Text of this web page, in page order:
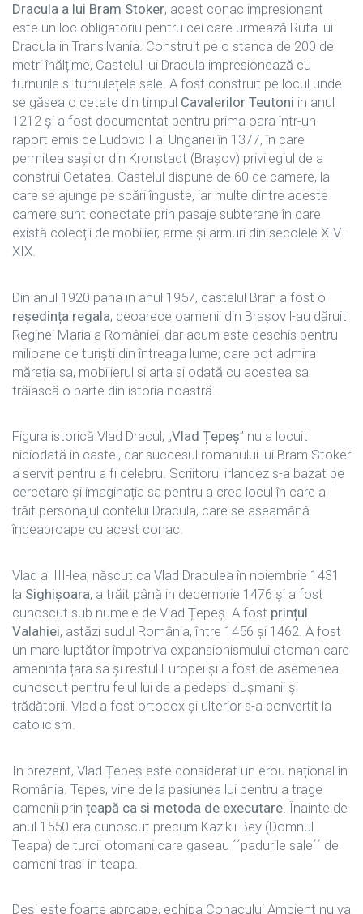
Dracula a lui Bram Stoker, acest conac impresionant
este un loc obligatoriu pentru cei care urmează Ruta lui
Dracula in Transilvania. Construit pe o stanca de 200 de
metri înălțime, Castelul lui Dracula impresionează cu
turnurile si turnulețele sale. A fost construit pe locul unde
se găsea o cetate din timpul Cavalerilor Teutoni in anul
1212 și a fost documentat pentru prima oara într-un
raport emis de Ludovic I al Ungariei în 1377, în care
permitea sașilor din Kronstadt (Brașov) privilegiul de a
construi Cetatea. Castelul dispune de 60 de camere, la
care se ajunge pe scări înguste, iar multe dintre aceste
camere sunt conectate prin pasaje subterane în care
există colecții de mobilier, arme și armuri din secolele XIV-
XIX.
Din anul 1920 pana in anul 1957, castelul Bran a fost o
reședința regala, deoarece oamenii din Brașov l-au dăruit
Reginei Maria a României, dar acum este deschis pentru
milioane de turiști din întreaga lume, care pot admira
măreția sa, mobilierul si arta si odată cu acestea sa
trăiască o parte din istoria noastră.
Figura istorică Vlad Dracul, „Vlad Țepeș” nu a locuit
niciodată in castel, dar succesul romanului lui Bram Stoker
a servit pentru a fi celebru. Scriitorul irlandez s-a bazat pe
cercetare și imaginația sa pentru a crea locul în care a
trăit personajul contelui Dracula, care se aseamănă
îndeaproape cu acest conac.
Vlad al III-lea, născut ca Vlad Draculea în noiembrie 1431
la Sighișoara, a trăit până in decembrie 1476 și a fost
cunoscut sub numele de Vlad Țepeș. A fost prințul
Valahiei, astăzi sudul România, între 1456 și 1462. A fost
un mare luptător împotriva expansionismului otoman care
amenința țara sa și restul Europei și a fost de asemenea
cunoscut pentru felul lui de a pedepsi dușmanii și
trădătorii. Vlad a fost ortodox și ulterior s-a convertit la
catolicism.
In prezent, Vlad Țepeș este considerat un erou național în
România. Tepes, vine de la pasiunea lui pentru a trage
oamenii prin țeapă ca si metoda de executare . Înainte de
anul 1550 era cunoscut precum Kazıklı Bey (Domnul
Teapa) de turcii otomani care gaseau ´´padurile sale´´ de
oameni trasi in teapa.
Deși este foarte aproape, echipa Conacului Ambient nu va